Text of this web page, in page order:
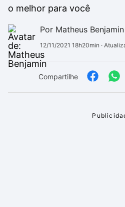
o melhor para você
Por Matheus Benjamin
12/11/2021 18h20min ·
Compartilhe